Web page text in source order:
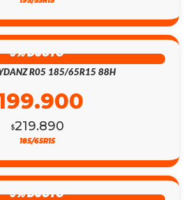
9% DSCTO
R05 185/65R15 88H
$219.890
185/65R15
9% DSCTO